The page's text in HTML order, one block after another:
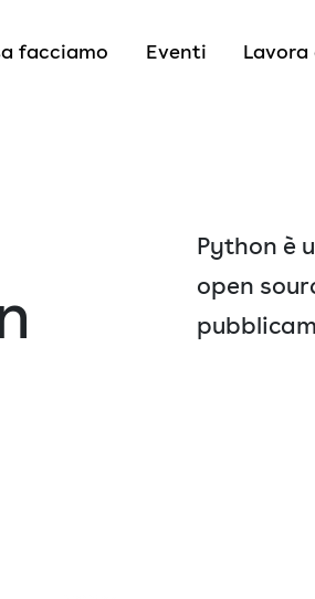
facciamo Eventi Lavora
Python è
open